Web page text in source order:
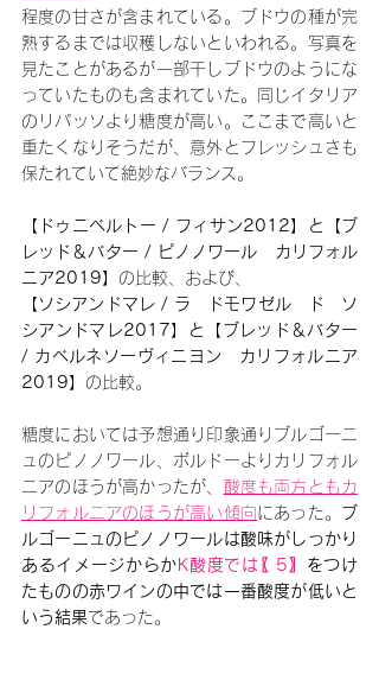
程度の甘さが含まれている。ブドウの種が完
熟するまでは収穫しないといわれる。写真を
見たことがあるが一部干しブドウのようにな
っていたものも含まれていた。同じイタリア
のリパッソより糖度が高い。ここまで高いと
重たくなりそうだが、意外とフレッシュさも
保たれていて絶妙なバランス。
【ドゥニベルトー / フィサン2012】と【ブ
レッド＆バター / ピノノワール　カリフォル
ニア2019】 の比較、および、
【ソシアンドマレ / ラ　ドモワゼル　ド　ソ
シアンドマレ2017】と【ブレッド＆バター
/ カベルネソーヴィニヨン　カリフォルニア
2019】 の比較。
糖度においては予想通り印象通りブルゴーニ
ュのピノノワール、ボルドーよりカリフォル
ニアのほうが高かったが、 酸度も両方ともカ
リフォルニアのほうが高い傾向にあった。 ブ
ルゴーニュのピノノワールは酸味がしっかり
あるイメージからか K酸度では〖5〗 をつけ
たものの赤ワインの中では一番酸度が低いと
いう結果であった。